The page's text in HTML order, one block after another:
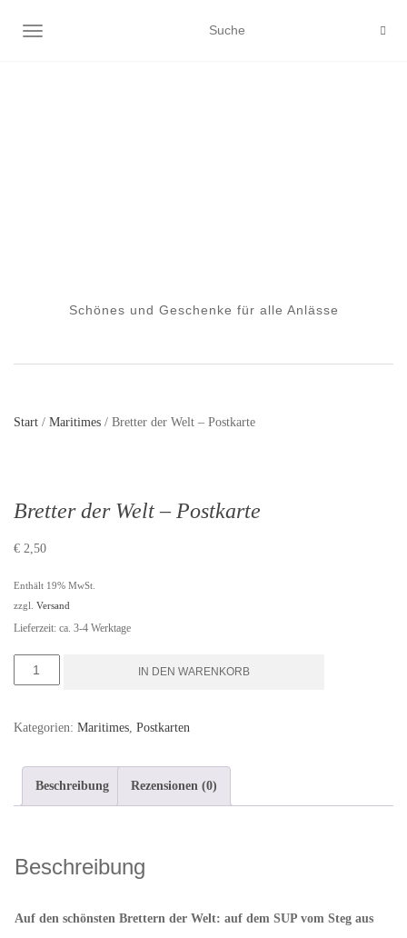
NAVIGATION EIN-/AUSSCHALTEN
Schönes und Geschenke für alle Anlässe
Start / Maritimes / Bretter der Welt – Postkarte
Bretter der Welt – Postkarte
€ 2,50
Enthält 19% MwSt.
zzgl. Versand
Lieferzeit: ca. 3-4 Werktage
Bretter
Postkarte
Menge
IN DEN WARENKORB
Kategorien: Maritimes, Postkarten
Beschreibung Rezensionen (0)
Beschreibung
Auf den schönsten Brettern der Welt: auf dem SUP vom Steg aus